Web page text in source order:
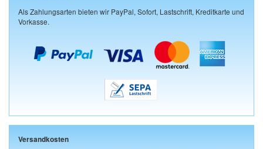
Als Zahlungsarten bieten wir PayPal, Sofort, Lastschrift, Kreditkarte und
Vorkasse.
Versandkosten